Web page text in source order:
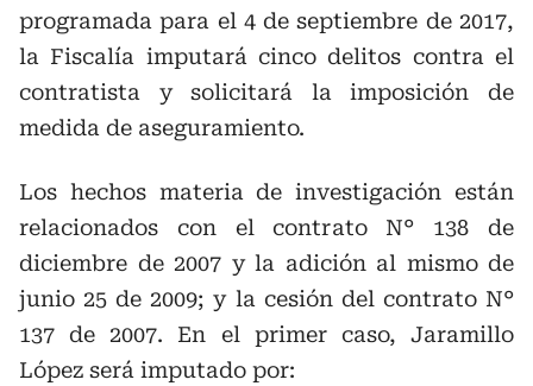
programada para el 4 de septiembre de 2017,
la Fiscalía imputará cinco delitos contra el
contratista y solicitará la imposición de
medida de aseguramiento.
Los hechos materia de investigación están
relacionados con el contrato N° 138 de
diciembre de 2007 y la adición al mismo de
junio 25 de 2009; y la cesión del contrato N°
137 de 2007. En el primer caso, Jaramillo
López será imputado por: